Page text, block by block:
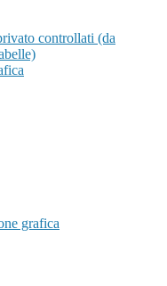
controllati (da
grafica